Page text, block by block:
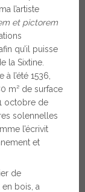
l’artiste
et pictorem
qu’il puisse
la Sixtine.
l’été 1536,
m² de surface
octobre de
solennelles
l’écrivit
et
de
bois, a